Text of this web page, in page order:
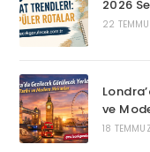
2026
22
ve
18